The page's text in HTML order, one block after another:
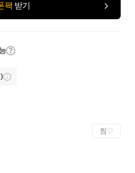
팩 받기
찜